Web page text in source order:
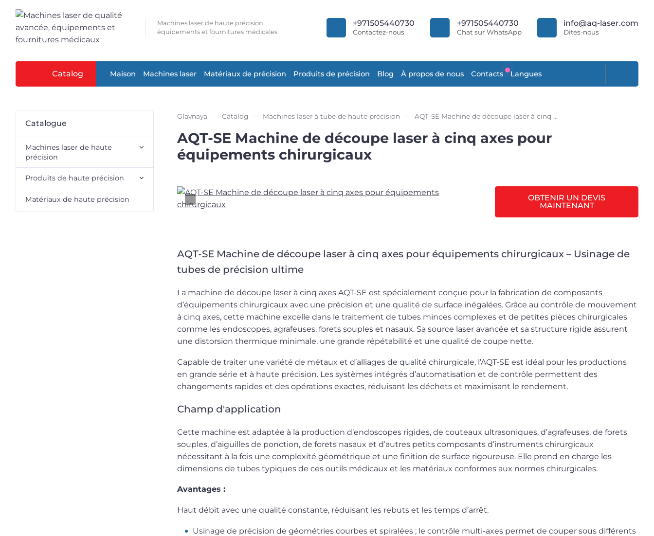
Machines laser de haute précision,
équipements et fournitures médicales
+971505440730
Contactez-nous
+971505440730
Chat sur WhatsApp
info@aq-laser.com
Dites-nous
Catalog Maison Machines laser Matériaux de précision Produits de précision Blog À propos de nous Contacts Langues
Glavnaya Catalog Machines laser à tube de haute précision AQT-SE Machine de découpe laser à cinq axes pour équipements chirurgicaux
AQT-SE Machine de découpe laser à cinq axes pour
équipements chirurgicaux
OBTENIR UN DEVIS
MAINTENANT
AQT-SE Machine de découpe laser à cinq axes pour équipements chirurgicaux – Usinage de
tubes de précision ultime
La machine de découpe laser à cinq axes AQT-SE est spécialement conçue pour la fabrication de composants
d’équipements chirurgicaux avec une précision et une qualité de surface inégalées. Grâce au contrôle de mouvement
à cinq axes, cette machine excelle dans le traitement de tubes minces complexes et de petites pièces chirurgicales
comme les endoscopes, agrafeuses, forets souples et nasaux. Sa source laser avancée et sa structure rigide assurent
une distorsion thermique minimale, une grande répétabilité et une qualité de coupe nette.
Capable de traiter une variété de métaux et d’alliages de qualité chirurgicale, l’AQT-SE est idéal pour les productions
en grande série et à haute précision. Les systèmes intégrés d’automatisation et de contrôle permettent des
changements rapides et des opérations exactes, réduisant les déchets et maximisant le rendement.
Champ d'application
Cette machine est adaptée à la production d’endoscopes rigides, de couteaux ultrasoniques, d’agrafeuses, de forets
souples, d’aiguilles de ponction, de forets nasaux et d’autres petits composants d’instruments chirurgicaux
nécessitant à la fois une complexité géométrique et une finition de surface rigoureuse. Elle prend en charge les
dimensions de tubes typiques de ces outils médicaux et les matériaux conformes aux normes chirurgicales.
Avantages :
Haut débit avec une qualité constante, réduisant les rebuts et les temps d’arrêt.
Usinage de précision de géométries courbes et spiralées ; le contrôle multi-axes permet de couper sous différents
Catalogue
Machines laser de haute
précision
Produits de haute précision
Matériaux de haute précision